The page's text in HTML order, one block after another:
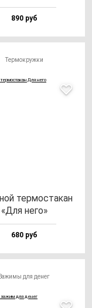
890 руб
Термокружки
тер­мос­та­кан
«Для не­го»
680 руб
для денег